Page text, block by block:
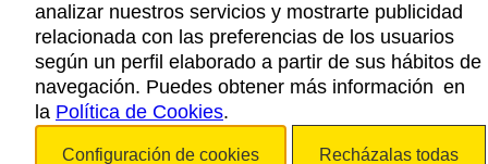
analizar nuestros servicios y mostrarte publicidad
relacionada con las preferencias de los usuarios
según un perfil elaborado a partir de sus hábitos de
navegación. Puedes obtener más información en
la Política de Cookies.
Configuración de cookies Recházalas todas